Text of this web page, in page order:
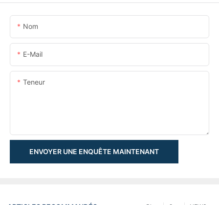
Nom
E-Mail
Teneur
ENVOYER UNE ENQUÊTE MAINTENANT